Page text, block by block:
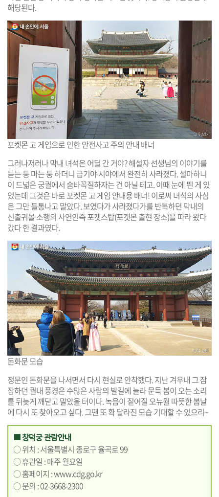
해당된다.
포켓몬 고 게임으로 인한 안전사고 주의 안내 배너
그러나저러나 막내 녀석은 어딜 간 거야? 해설자 선생님의 이야기를
듣는 둥 마는 둥 하더니 급기야 시야에서 완전히 사라졌다. 설마하니
이 드넓은 궁궐에서 숨바꼭질하자는 건 아닐 테고. 이때 눈에 띈 게 있
었는데 그것은 바로 포켓몬 고 게임 안내용 배너! 이로써 녀석의 사심
은 그만 들통나고 말았다. 보였다가 사라졌다가를 반복하던 막내의
신출귀몰 소행의 사연인즉 포켓스탑(포켓몬 출현 장소)을 따라 왔다
갔다 한 결과였다.
돈화문 모습
정문인 돈화문을 나서면서 다시 현실로 안착했다. 지난 겨우내 그 잠
잠하던 궐내 풍경은 수많은 사람의 발길에 놀라 문득 봄이 오는 소리
를 뒤늦게 깨닫고 말았을 터이다. 녹음이 짙어질 오뉴월 따뜻한 봄날
에 다시 또 찾아오고 싶다. 그땐 또 확 달라진 모습 기대할 수 있으리~
■ 창덕궁 관람안내
○ 위치 : 서울특별시 종로구 율곡로 99
○ 휴관일 : 매주 월요일
○ 홈페이지 :www.cdg.go.kr
○ 문의 : 02-3668-2300